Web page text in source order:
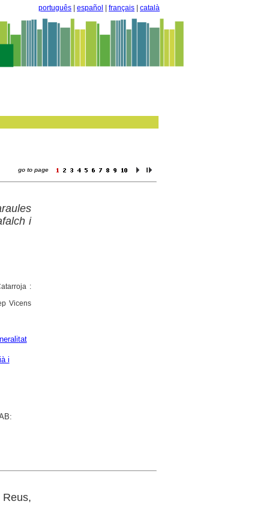
português español français català
go to page
i
:
Vicens
i